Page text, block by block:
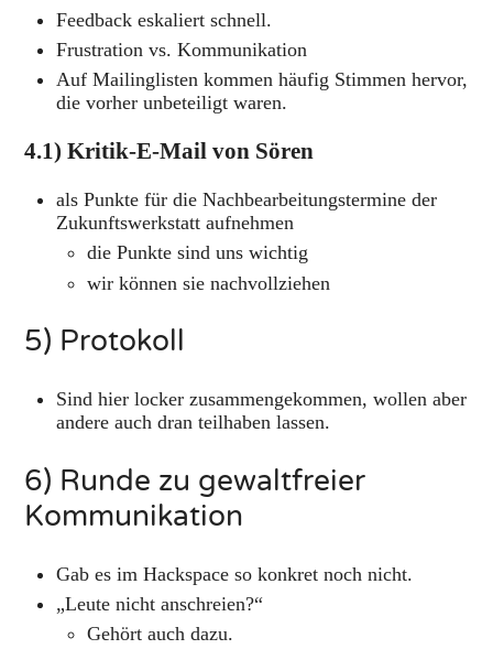
Feedback eskaliert schnell.
Frustration vs. Kommunikation
Auf Mailinglisten kommen häufig Stimmen hervor,
die vorher unbeteiligt waren.
4.1) Kritik-E-Mail von Sören
als Punkte für die Nachbearbeitungstermine der
Zukunftswerkstatt aufnehmen
die Punkte sind uns wichtig
wir können sie nachvollziehen
5) Protokoll
Sind hier locker zusammengekommen, wollen aber
andere auch dran teilhaben lassen.
6) Runde zu gewaltfreier
Kommunikation
Gab es im Hackspace so konkret noch nicht.
„Leute nicht anschreien?“
Gehört auch dazu.